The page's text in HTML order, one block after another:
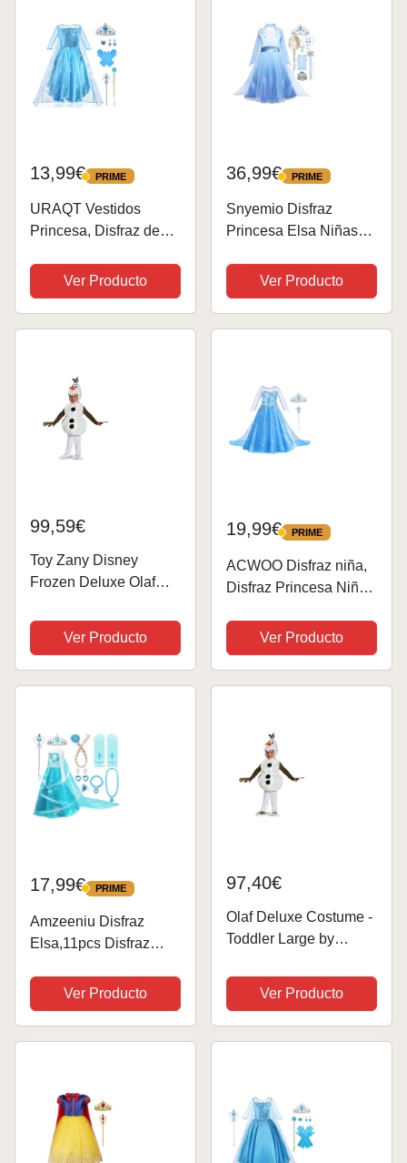
para Halloween...
13,99€ PRIME
PRIME
URAQT Vestidos
Princesa, Disfraz de
Accesorios, Traje
Princesas Niñas con
Capa de Copos de
para Niña...
Ver Producto
36,99€ PRIME
PRIME
Snyemio Disfraz
Princesa Elsa Niñas
Nieves con Peluca
Accesorios para
Carnaval Cumpleaños
Ver Producto
99,59€
Toy Zany Disney
Frozen Deluxe Olaf
Ver Producto
19,99€ PRIME
PRIME
ACWOO Disfraz niña,
Disfraz Princesa Niña
Vestido Princesa Niña
con Accesorios de
Corona y Varita,
Ver Producto
17,99€ PRIME
PRIME
Amzeeniu Disfraz
Elsa,11pcs Disfraz
de Princesa Vestido
Princesa Niña con
Accesorios de
Ver Producto
97,40€
Olaf Deluxe Costume -
Toddler Large by
Ver Producto